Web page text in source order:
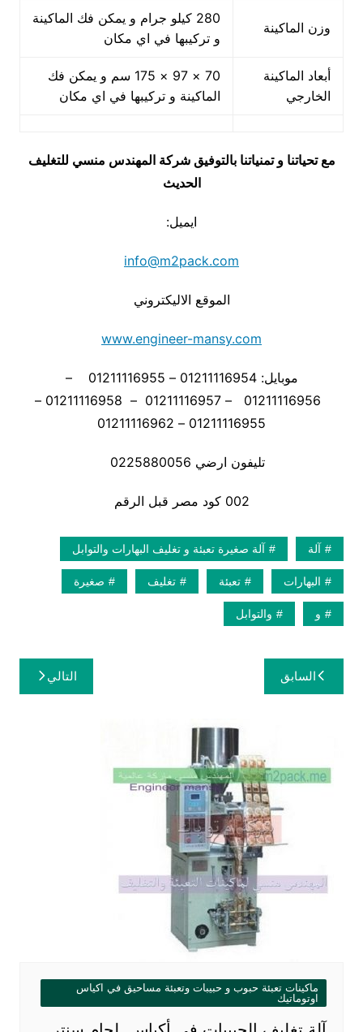
وزن الماكينة
280 كيلو جرام و يمكن فك الماكينة
و تركيبها في اي مكان
أبعاد الماكينة
الخارجي
70 × 97 × 175 سم و يمكن فك
الماكينة و تركيبها في اي مكان
مع تحياتنا و تمنياتنا بالتوفيق شركة المهندس منسي للتغليف
الحديث
ايميل:
info@m2pack.com
الموقع الاليكتروني
www.engineer-mansy.com
موبايل: 01211116954 – 01211116955 –
01211116956 – 01211116957 – 01211116958 –
01211116955 – 01211116962
تليفون ارضي 0225880056
002 كود مصر قبل الرقم
آلة آلة صغيرة تعبئة و تغليف البهارات والتوابل
البهارات تعبئة تغليف صغيرة
و والتوابل
تصفّح
المقالات
السابق التالي
ماكينات تعبئة حبوب و حبيبات وتعبئة مساحيق في اكياس
اوتوماتيك